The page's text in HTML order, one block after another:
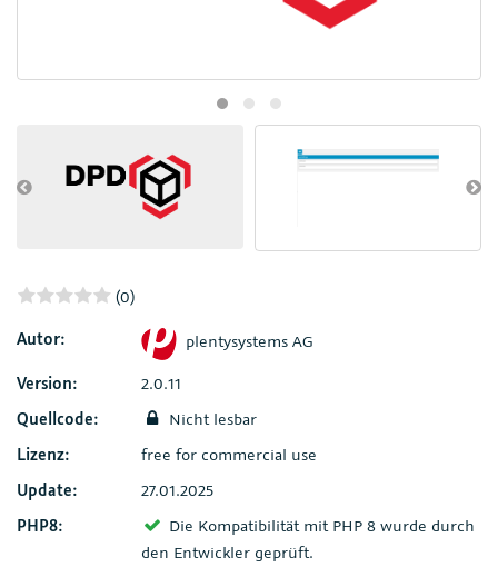
(0)
Autor:
plentysystems AG
Version:
2.0.11
Quellcode:
Nicht lesbar
Lizenz:
free for commercial use
Update:
27.01.2025
PHP8:
Die Kompatibilität mit PHP 8 wurde durch
den Entwickler geprüft.